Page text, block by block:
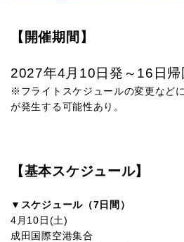
【開催期間】
2027年4月10日発～16日帰
※フライトスケジュールの変更など
が発生する可能性あり。
【基本スケジュール】
▼スケジュール（7日間）
4月10日(土)
成田国際空港集合